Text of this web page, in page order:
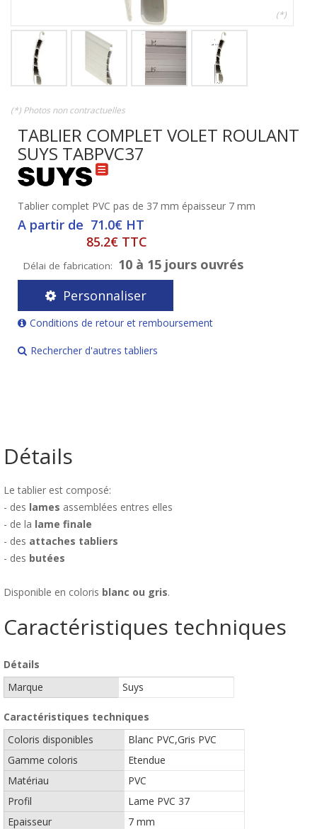
(*)
(*) Photos non contractuelles
TABLIER COMPLET VOLET ROULANT
SUYS TABPVC37
Tablier complet PVC pas de 37 mm épaisseur 7 mm
A partir de 71.0€ HT
85.2€ TTC
Délai de fabrication: 10 à 15 jours ouvrés
Personnaliser
Conditions de retour et remboursement
Rechercher d'autres tabliers
Détails
Le tablier est composé:
- des lames assemblées entres elles
- de la lame finale
- des attaches tabliers
- des butées
Disponible en coloris blanc ou gris.
Caractéristiques techniques
Détails
Marque
Suys
Caractéristiques techniques
Coloris disponibles
Blanc PVC,Gris PVC
Gamme coloris
Etendue
Matériau
PVC
Profil
Lame PVC 37
Epaisseur
7 mm